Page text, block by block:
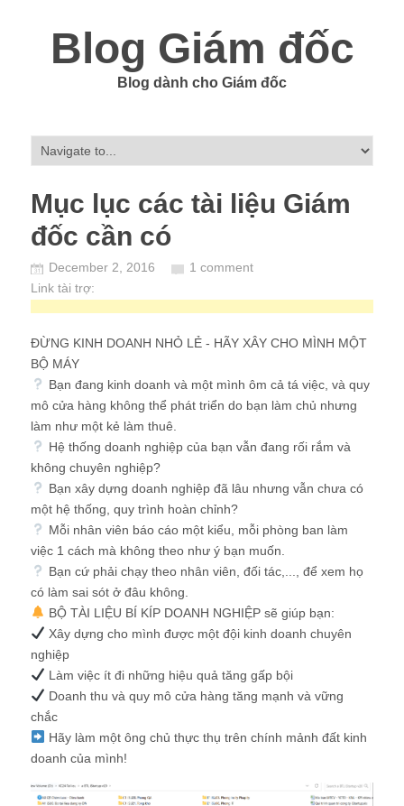
Blog Giám đốc
Blog dành cho Giám đốc
Mục lục các tài liệu Giám
đốc cần có
December 2, 2016
1 comment
Link tài trợ:
ĐỪNG KINH DOANH NHỎ LẺ - HÃY XÂY CHO MÌNH MỘT
BỘ MÁY
Bạn đang kinh doanh và một mình ôm cả tá việc, và quy
mô cửa hàng không thể phát triển do bạn làm chủ nhưng
làm như một kẻ làm thuê.
Hệ thống doanh nghiệp của bạn vẫn đang rối rắm và
không chuyên nghiệp?
Bạn xây dựng doanh nghiệp đã lâu nhưng vẫn chưa có
một hệ thống, quy trình hoàn chỉnh?
Mỗi nhân viên báo cáo một kiểu, mỗi phòng ban làm
việc 1 cách mà không theo như ý bạn muốn.
Bạn cứ phải chạy theo nhân viên, đối tác,..., để xem họ
có làm sai sót ở đâu không.
BỘ TÀI LIỆU BÍ KÍP DOANH NGHIỆP sẽ giúp bạn:
Xây dựng cho mình được một đội kinh doanh chuyên
nghiệp
Làm việc ít đi những hiệu quả tăng gấp bội
Doanh thu và quy mô cửa hàng tăng mạnh và vững
chắc
Hãy làm một ông chủ thực thụ trên chính mảnh đất kinh
doanh của mình!